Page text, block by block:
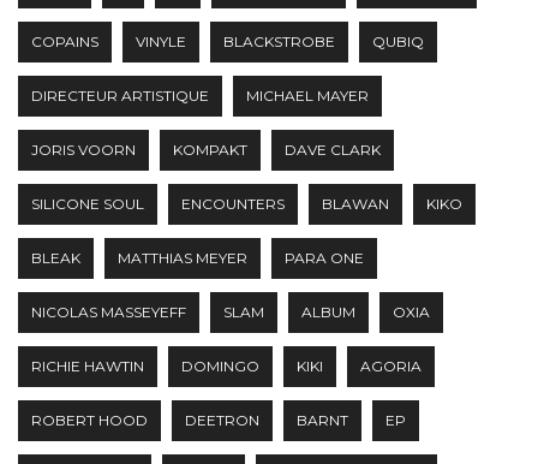
COPAINS VINYLE BLACKSTROBE QUBIQ
DIRECTEUR ARTISTIQUE MICHAEL MAYER
JORIS VOORN KOMPAKT DAVE CLARK
SILICONE SOUL ENCOUNTERS BLAWAN KIKO
BLEAK MATTHIAS MEYER PARA ONE
NICOLAS MASSEYEFF SLAM ALBUM OXIA
RICHIE HAWTIN DOMINGO KIKI AGORIA
ROBERT HOOD DEETRON BARNT EP